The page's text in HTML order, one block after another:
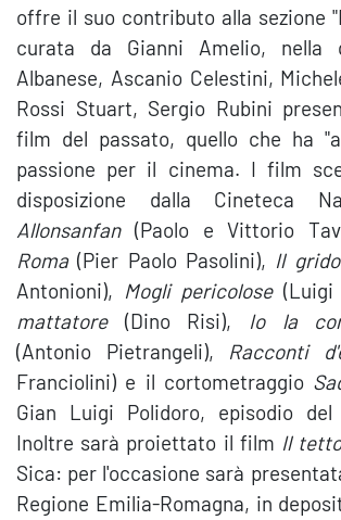
offre il suo contributo alla sezione
curata da Gianni Amelio, nella
Albanese, Ascanio Celestini,
Rossi Stuart, Sergio Rubini
film del passato, quello che ha
passione per il cinema. I film
disposizione dalla Cineteca
Allonsanfan(Paolo e Vittorio
Roma(Pier Paolo Pasolini), Il grido
Antonioni), Mogli pericolose(Luigi
mattatore(Dino Risi), Io la
(Antonio Pietrangeli), Racconti
Franciolini) e il cortometraggio
Gian Luigi Polidoro, episodio
Inoltre sarà proiettato il film Il
Sica: per l'occasione sarà
Regione Emilia-Romagna, in